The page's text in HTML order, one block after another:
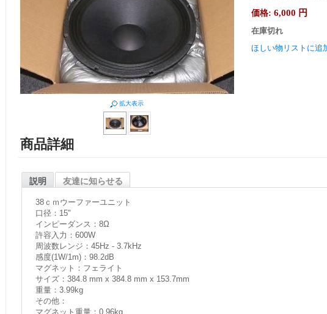
拡大表示
価格: 6,000 円
在庫切れ
ほしい物リストに追
商品詳細
説明 友達に知らせる
38ｃｍウーファーユニット
口径：15"
インピーダンス：8Ω
許容入力：600W
周波数レンジ：45Hz - 3.7kHz
感度(1W/1m)：98.2dB
マグネット：フェライト
サイズ：384.8 mm x 384.8 mm x 153.7mm
重量：3.99kg
その他：
マグネット重量：0.96kg